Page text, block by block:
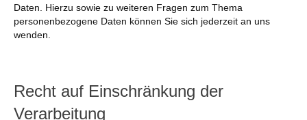
Daten. Hierzu sowie zu weiteren Fragen zum Thema
personenbezogene Daten können Sie sich jederzeit an uns
wenden.
Recht auf Einschränkung der
Verarbeitung